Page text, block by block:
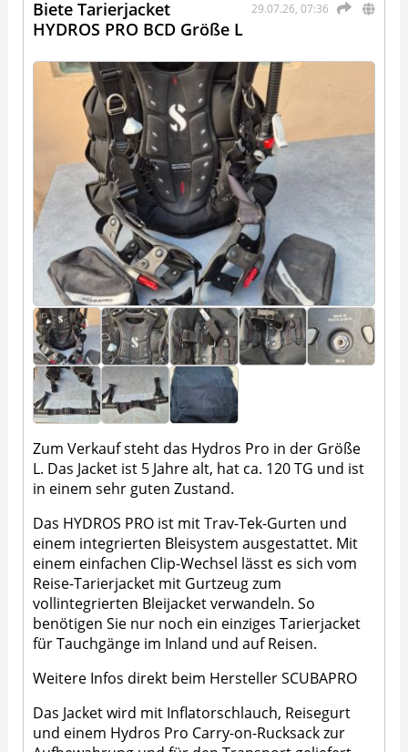
29.07.26, 07:36
Biete Tarierjacket
HYDROS PRO BCD Größe L
Zum Verkauf steht das Hydros Pro in der Größe
L. Das Jacket ist 5 Jahre alt, hat ca. 120 TG und ist
in einem sehr guten Zustand.
Das HYDROS PRO ist mit Trav-Tek-Gurten und
einem integrierten Bleisystem ausgestattet. Mit
einem einfachen Clip-Wechsel lässt es sich vom
Reise-Tarierjacket mit Gurtzeug zum
vollintegrierten Bleijacket verwandeln. So
benötigen Sie nur noch ein einziges Tarierjacket
für Tauchgänge im Inland und auf Reisen.
Weitere Infos direkt beim HerstellerSCUBAPRO
Das Jacket wird mit Inflatorschlauch, Reisegurt
und einem Hydros Pro Carry-on-Rucksack zur